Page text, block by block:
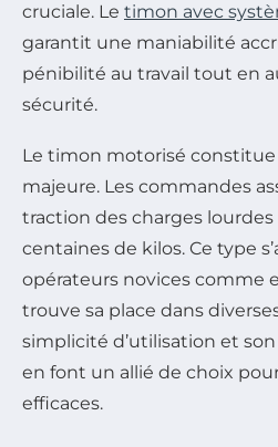
cruciale. Le timon avec
garantit une maniabilité
pénibilité au travail tout en
sécurité.
Le timon motorisé
majeure. Les commandes
traction des charges
centaines de kilos. Ce type
opérateurs novices comme
trouve sa place dans
simplicité d’utilisation et
en font un allié de choix
efficaces.